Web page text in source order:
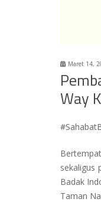
Maret 14,
Way
sekaligus
Badak
Taman